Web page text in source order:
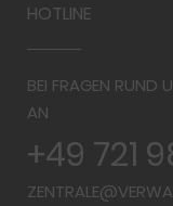
HOTLINE
BEI FRAGEN RUND
AN
+49 721